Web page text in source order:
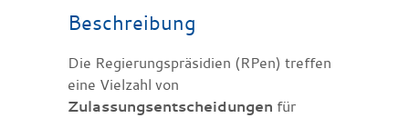
Beschreibung
Die Regierungspräsidien (RPen) treffen
eine Vielzahl von
Zulassungsentscheidungen für